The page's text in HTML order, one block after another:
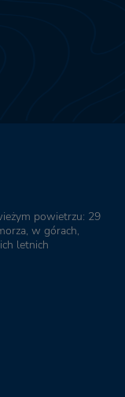
powietrzu: 29
w górach,
letnich